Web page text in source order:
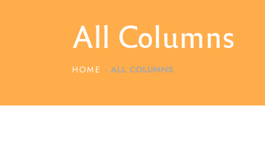
All Columns
HOME ALL COLUMNS